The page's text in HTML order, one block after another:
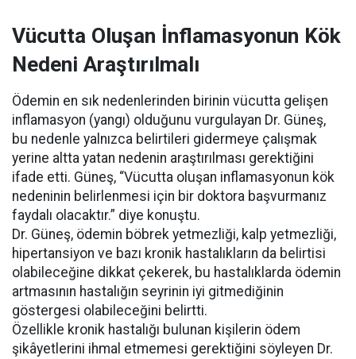
Vücutta Oluşan İnflamasyonun Kök
Nedeni Araştırılmalı
Ödemin en sık nedenlerinden birinin vücutta gelişen
inflamasyon (yangı) olduğunu vurgulayan Dr. Güneş,
bu nedenle yalnızca belirtileri gidermeye çalışmak
yerine altta yatan nedenin araştırılması gerektiğini
ifade etti. Güneş, “Vücutta oluşan inflamasyonun kök
nedeninin belirlenmesi için bir doktora başvurmanız
faydalı olacaktır.” diye konuştu.
Dr. Güneş, ödemin böbrek yetmezliği, kalp yetmezliği,
hipertansiyon ve bazı kronik hastalıkların da belirtisi
olabileceğine dikkat çekerek, bu hastalıklarda ödemin
artmasının hastalığın seyrinin iyi gitmediğinin
göstergesi olabileceğini belirtti.
Özellikle kronik hastalığı bulunan kişilerin ödem
şikâyetlerini ihmal etmemesi gerektiğini söyleyen Dr.